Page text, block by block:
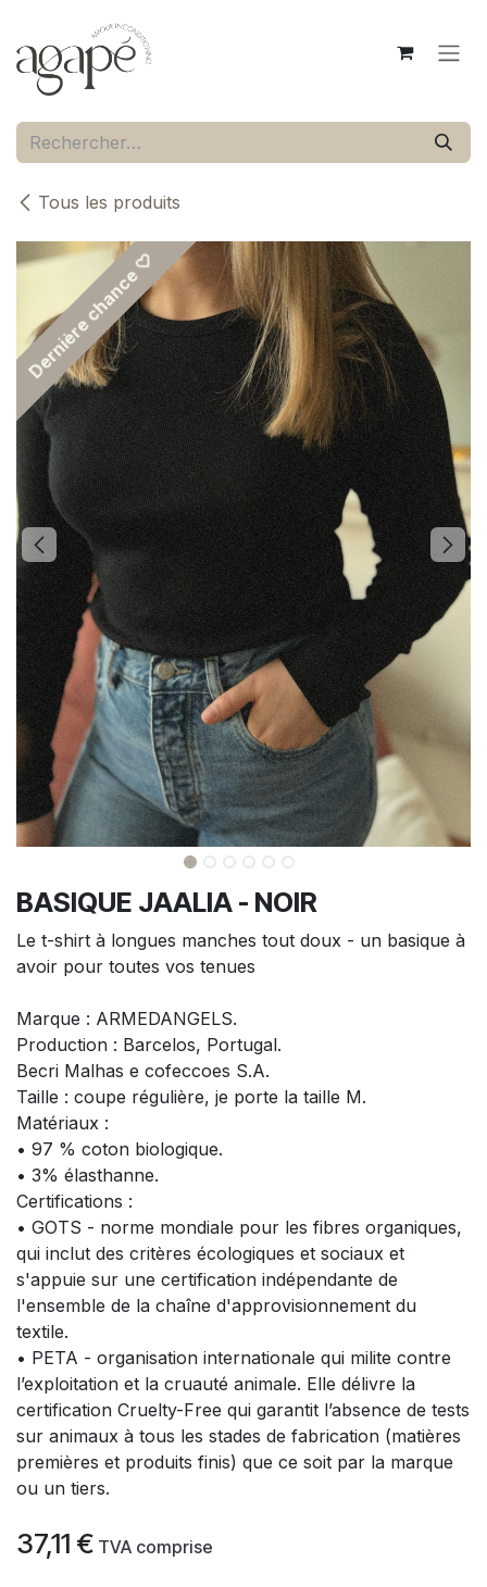
Tous les produits
Dernière chance ♡
BASIQUE JAALIA - NOIR
Le t-shirt à longues manches tout doux - un basique à
avoir pour toutes vos tenues
Marque : ARMEDANGELS.
Production : Barcelos, Portugal.
Becri Malhas e cofeccoes S.A.
Taille : coupe régulière, je porte la taille M.
Matériaux :
• 97 % coton biologique.
• 3% élasthanne.
Certifications :
• GOTS - norme mondiale pour les fibres organiques,
qui inclut des critères écologiques et sociaux et
s'appuie sur une certification indépendante de
l'ensemble de la chaîne d'approvisionnement du
textile.
• PETA - organisation internationale qui milite contre
l’exploitation et la cruauté animale. Elle délivre la
certification Cruelty-Free qui garantit l’absence de tests
sur animaux à tous les stades de fabrication (matières
premières et produits finis) que ce soit par la marque
ou un tiers.
37,11 € TVA comprise